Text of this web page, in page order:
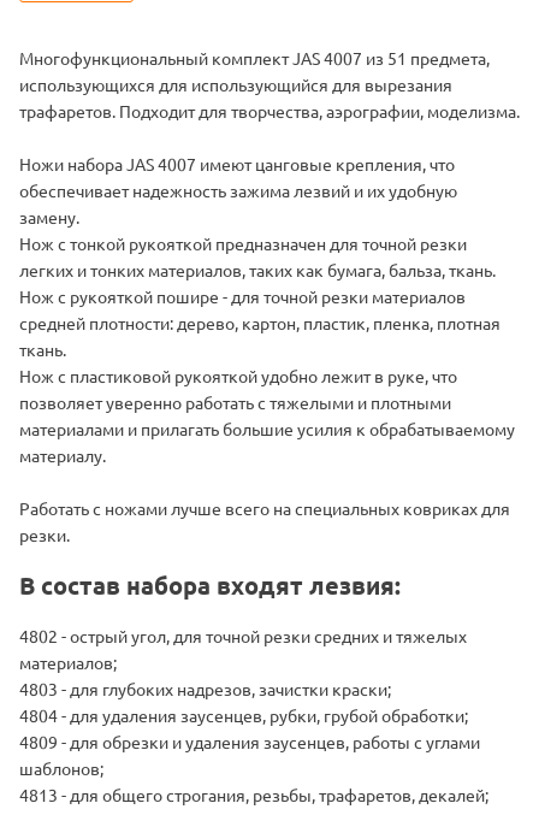
Многофункциональный комплект JAS 4007 из 51 предмета,
использующихся для использующийся для вырезания
трафаретов. Подходит для творчества, аэрографии, моделизма.
Ножи набора JAS 4007 имеют цанговые крепления, что
обеспечивает надежность зажима лезвий и их удобную
замену.
Нож с тонкой рукояткой предназначен для точной резки
легких и тонких материалов, таких как бумага, бальза, ткань.
Нож с рукояткой пошире - для точной резки материалов
средней плотности: дерево, картон, пластик, пленка, плотная
ткань.
Нож с пластиковой рукояткой удобно лежит в руке, что
позволяет уверенно работать с тяжелыми и плотными
материалами и прилагать большие усилия к обрабатываемому
материалу.
Работать с ножами лучше всего на специальных ковриках для
резки.
В состав набора входят лезвия:
4802 - острый угол, для точной резки средних и тяжелых
материалов;
4803 - для глубоких надрезов, зачистки краски;
4804 - для удаления заусенцев, рубки, грубой обработки;
4809 - для обрезки и удаления заусенцев, работы с углами
шаблонов;
4813 - для общего строгания, резьбы, трафаретов, декалей;